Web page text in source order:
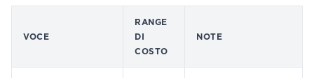
VOCE
RANGE
DI
COSTO
NOTE